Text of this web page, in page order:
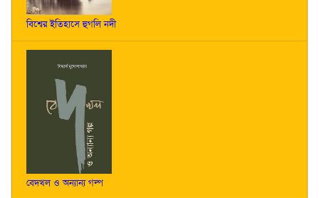
বিশ্বের ইতিহাসে হুগলি নদী
বেদখল ও অন্যান্য গল্প